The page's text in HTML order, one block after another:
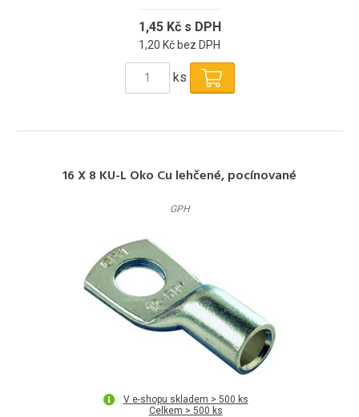
1,45 Kč s DPH
1,20 Kč bez DPH
ks
16 X 8 KU-L Oko Cu lehčené, pocínované
GPH
V e-shopu skladem > 500 ks
Celkem > 500 ks